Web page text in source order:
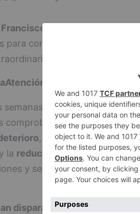
Francisco Igea
para conocer el grado de
en la
Atención Primaria de Burgos
semanas hemos analizado las
comprobado comolas cifras
, la inestabilidad, la
la reducción de la
y se incrementan las
disparadodeterioro